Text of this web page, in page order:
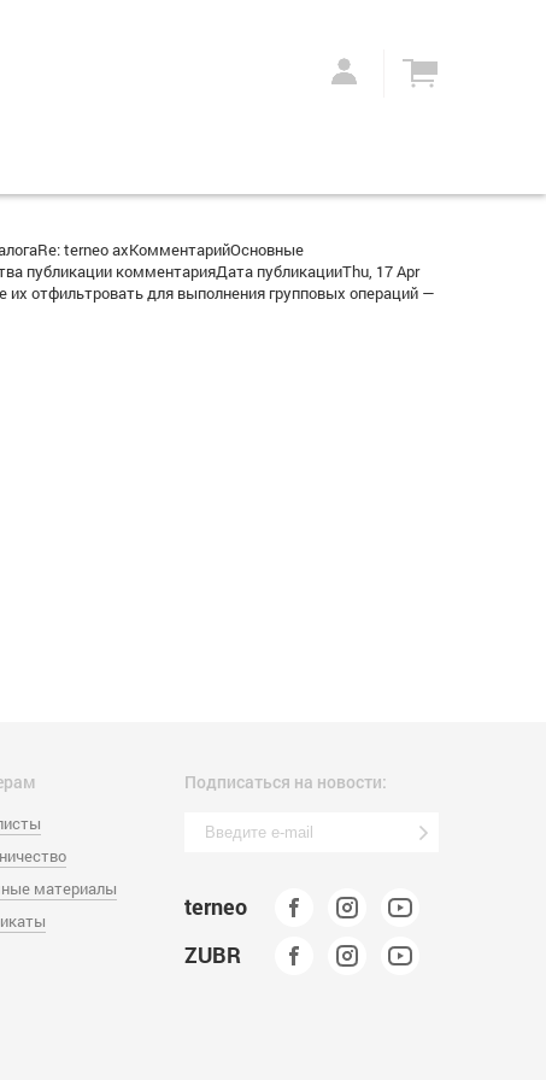
terneo axКомментарийОсновные
публикации комментарияДата публикацииThu, 17 Apr
отфильтровать для выполнения групповых операций —
материалы
Подписаться на новости:
terneo
ZUBR